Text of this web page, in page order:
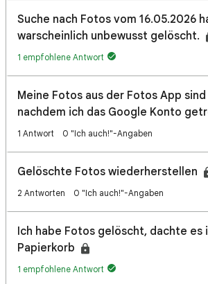
Suche nach Fotos vom 16.05.2026
warscheinlich unbewusst gelöscht.
1 empfohlene Antwort
Meine Fotos aus der Fotos App
nachdem ich das Google Konto
1 Antwort 0 "Ich auch!"-Angaben
Gelöschte Fotos wiederherstellen
2 Antworten 0 "Ich auch!"-Angaben
Ich habe Fotos gelöscht, dachte es
Papierkorb
1 empfohlene Antwort